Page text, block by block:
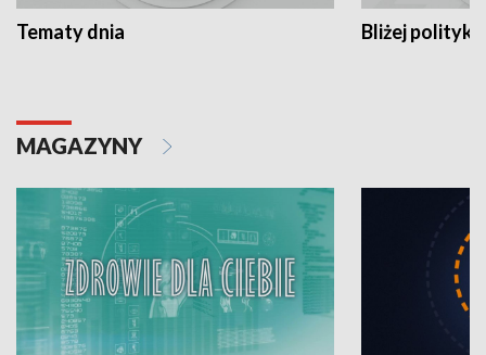
Tematy dnia Bliżej polityki
MAGAZYNY